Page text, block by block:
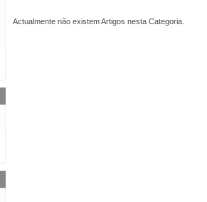
Actualmente não existem Artigos nesta Categoria.